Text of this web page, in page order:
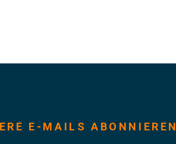
E-MAILS ABONNIEREN